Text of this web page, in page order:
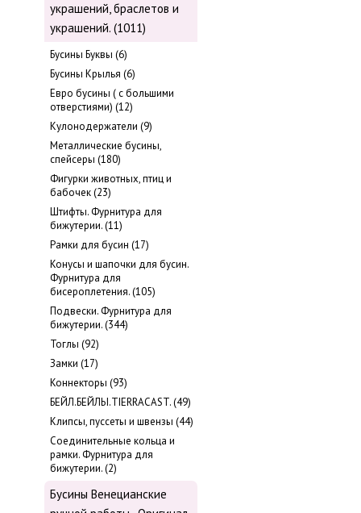
украшений, браслетов и
украшений. (1011)
Бусины Буквы (6)
Бусины Крылья (6)
Евро бусины ( с большими
отверстиями) (12)
Кулонодержатели (9)
Металлические бусины,
cпейсеры (180)
Фигурки животных, птиц и
бабочек (23)
Штифты. Фурнитура для
бижутерии. (11)
Рамки для бусин (17)
Конусы и шапочки для бусин.
Фурнитура для
бисероплетения. (105)
Подвески. Фурнитура для
бижутерии. (344)
Тоглы (92)
Замки (17)
Коннекторы (93)
БЕЙЛ.БЕЙЛЫ.TIERRACAST. (49)
Клипсы, пуссеты и швензы (44)
Соединительные кольца и
рамки. Фурнитура для
бижутерии. (2)
Бусины Венецианские